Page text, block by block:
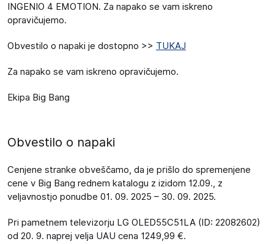
INGENIO 4 EMOTION. Za napako se vam iskreno
opravičujemo.
Obvestilo o napaki je dostopno >> TUKAJ
Za napako se vam iskreno opravičujemo.
Ekipa Big Bang
Obvestilo o napaki
Cenjene stranke obveščamo, da je prišlo do spremenjene
cene v Big Bang rednem katalogu z izidom 12.09., z
veljavnostjo ponudbe 01. 09. 2025 – 30. 09. 2025.
Pri pametnem televizorju LG OLED55C51LA (ID: 22082602)
od 20. 9. naprej velja UAU cena 1249,99 €.